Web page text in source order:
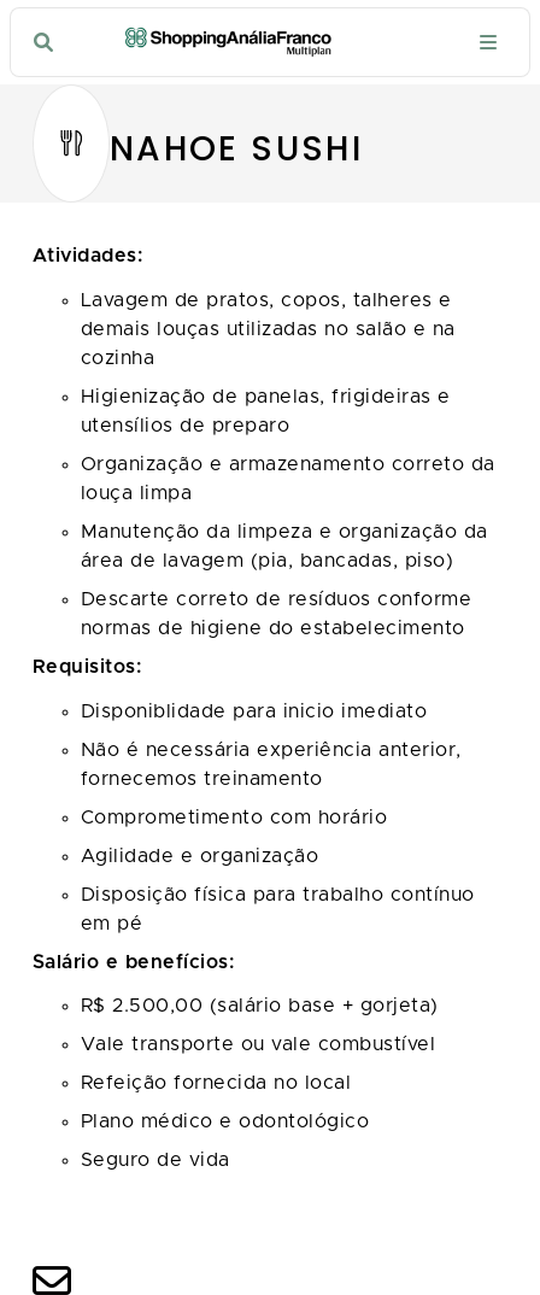
NAHOE SUSHI
Atividades:
Lavagem de pratos, copos, talheres e
demais louças utilizadas no salão e na
cozinha
Higienização de panelas, frigideiras e
utensílios de preparo
Organização e armazenamento correto da
louça limpa
Manutenção da limpeza e organização da
área de lavagem (pia, bancadas, piso)
Descarte correto de resíduos conforme
normas de higiene do estabelecimento
Requisitos:
Disponiblidade para inicio imediato
Não é necessária experiência anterior,
fornecemos treinamento
Comprometimento com horário
Agilidade e organização
Disposição física para trabalho contínuo
em pé
Salário e benefícios:
R$ 2.500,00 (salário base + gorjeta)
Vale transporte ou vale combustível
Refeição fornecida no local
Plano médico e odontológico
Seguro de vida